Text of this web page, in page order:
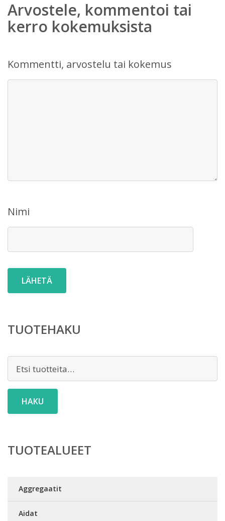
Arvostele, kommentoi tai
kerro kokemuksista
Kommentti, arvostelu tai kokemus
Nimi
TUOTEHAKU
HAKU
TUOTEALUEET
Aggregaatit
Aidat